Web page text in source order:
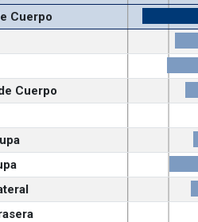
Cuerpo
Cuerpo